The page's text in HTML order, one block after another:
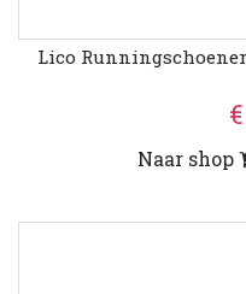
Lico
Naar shop